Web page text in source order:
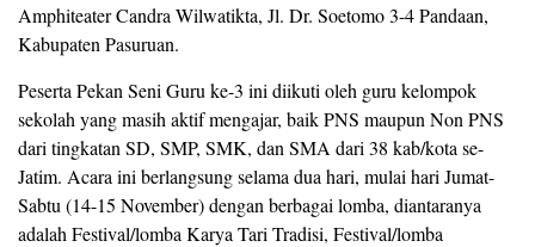
Amphiteater Candra Wilwatikta, Jl. Dr. Soetomo 3-4 Pandaan,
Kabupaten Pasuruan.
Peserta Pekan Seni Guru ke-3 ini diikuti oleh guru kelompok
sekolah yang masih aktif mengajar, baik PNS maupun Non PNS
dari tingkatan SD, SMP, SMK, dan SMA dari 38 kab/kota se-
Jatim. Acara ini berlangsung selama dua hari, mulai hari Jumat-
Sabtu (14-15 November) dengan berbagai lomba, diantaranya
adalah Festival/lomba Karya Tari Tradisi, Festival/lomba